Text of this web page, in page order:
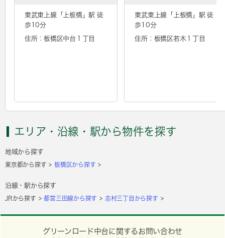
東武東上線「 上板橋」駅 徒
歩10分
住所：板橋区中台１丁目
東武東上線「 上板橋 」駅 徒
歩10分
住所：板橋区若木１丁目
エリア・沿線・駅から物件を探す
地域から探す
東京都から探す 板橋区から探す
沿線・駅から探す
JRから探す 都営三田線から探す 志村三丁目から探す
グリーンロード中台に関するお問い合わせ